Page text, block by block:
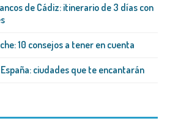
de Cádiz: itinerario de 3 días con
10 consejos a tener en cuenta
ciudades que te encantarán